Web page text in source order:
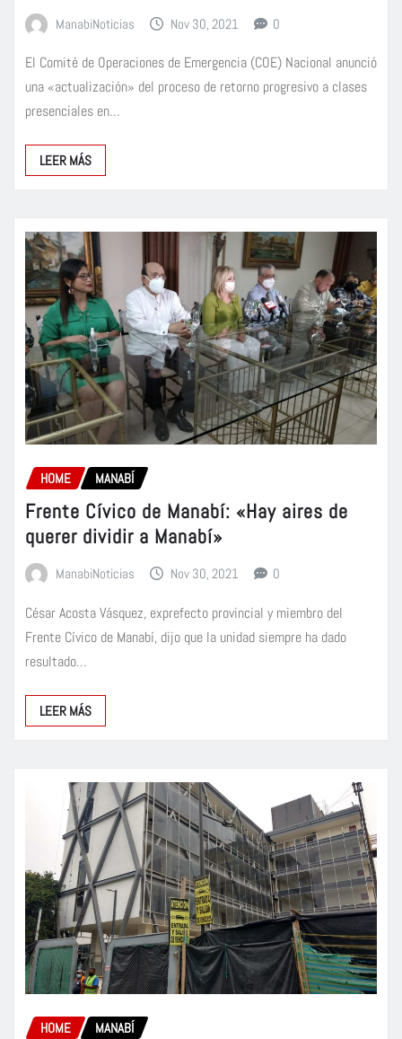
ManabiNoticias Nov 30, 2021 0
El Comité de Operaciones de Emergencia (COE) Nacional anunció
una «actualización» del proceso de retorno progresivo a clases
presenciales en…
LEER MÁS
HOME MANABÍ
Frente Cívico de Manabí: «Hay aires de
querer dividir a Manabí»
ManabiNoticias Nov 30, 2021 0
César Acosta Vásquez, exprefecto provincial y miembro del
Frente Cívico de Manabí, dijo que la unidad siempre ha dado
resultado…
LEER MÁS
HOME MANABÍ